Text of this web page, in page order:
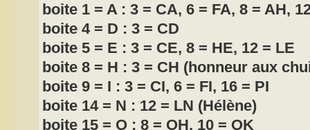
boite 1 = A : 3 = CA, 6 = FA, 8 = AH,
boite 4 = D : 3 = CD
boite 5 = E : 3 = CE, 8 = HE, 12 = LE
boite 8 = H : 3 = CH (honneur aux
boite 9 = I : 3 = CI, 6 = FI, 16 = PI
boite 14 = N : 12 = LN (Hélène)
boite 15 = O : 8 = OH, 10 = OK